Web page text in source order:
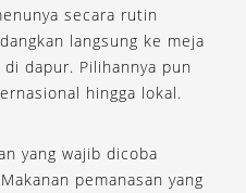
secara rutin
langsung ke meja
dapur. Pilihannya pun
hingga lokal.
yang wajib dicoba
pemanasan yang